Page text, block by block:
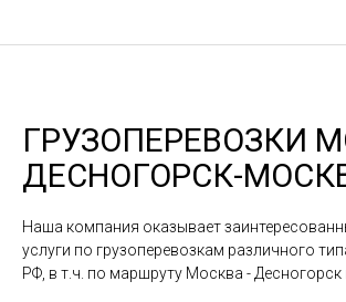
ГРУЗОПЕРЕВОЗКИ
ДЕСНОГОРСК-
Наша компания оказывает
услуги по грузоперевозкам различного
РФ, в т.ч. по маршруту Москва - Десногорск